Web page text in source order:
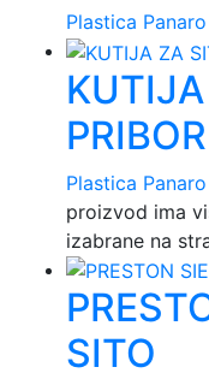
Plastica Panaro
Plastica Panaro
proizvod ima
izabrane na
SITO